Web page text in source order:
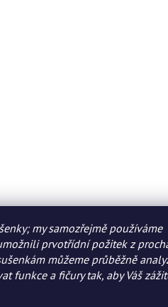
my samozřejmě používáme
prvotřídní požitek z
můžeme průběžně
funkce a fičury tak, aby Váš